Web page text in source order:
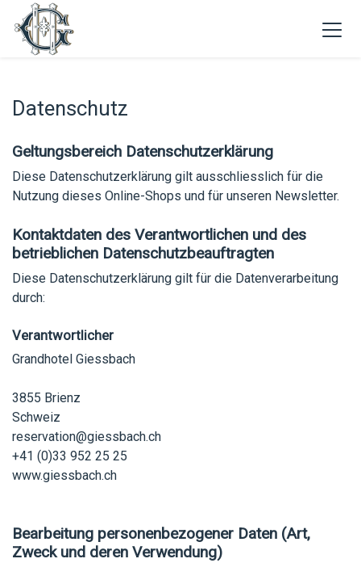
Datenschutz
Geltungsbereich Datenschutzerklärung
Diese Datenschutzerklärung gilt ausschliesslich für die
Nutzung dieses Online-Shops und für unseren Newsletter.
Kontaktdaten des Verantwortlichen und des
betrieblichen Datenschutzbeauftragten
Diese Datenschutzerklärung gilt für die Datenverarbeitung
durch:
Verantwortlicher
Grandhotel Giessbach
3855 Brienz
Schweiz
reservation@giessbach.ch
+41 (0)33 952 25 25
www.giessbach.ch
Bearbeitung personenbezogener Daten (Art,
Zweck und deren Verwendung)